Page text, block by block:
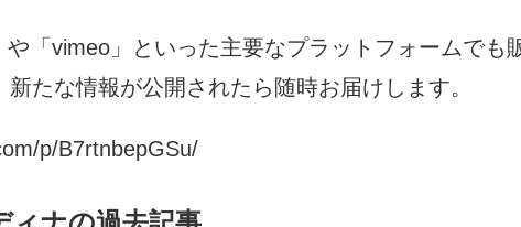
「vimeo」といった主要なプラットフォームでも
たな情報が公開されたら随時お届けします。
p/B7rtnbepGSu/